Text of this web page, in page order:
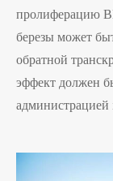
пролиферацию
березы может
обратной
эффект должен
администрацией